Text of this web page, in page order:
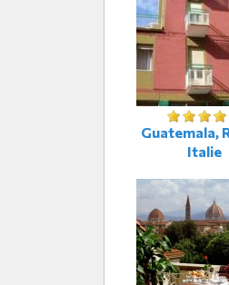
Guatemala,
Italie